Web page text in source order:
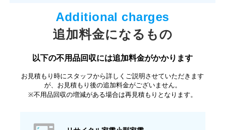
追加料金になるもの
以下の不用品回収には追加料金がかかります
お見積もり時にスタッフから詳しくご説明させていただきます
が、お見積もり後の追加料金がございません。
※不用品回収の増減がある場合は再見積もりとなります。